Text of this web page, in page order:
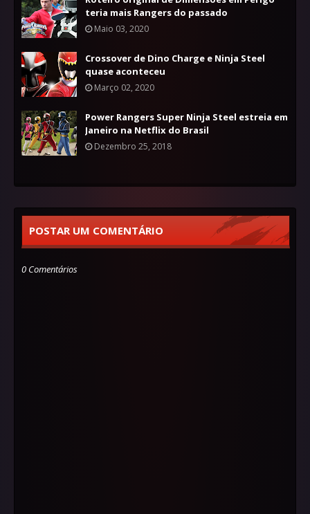
teria mais Rangers do passado
Maio 03, 2020
Crossover de Dino Charge e Ninja Steel
quase aconteceu
Março 02, 2020
Power Rangers Super Ninja Steel estreia em
Janeiro na Netflix do Brasil
Dezembro 25, 2018
POSTAR UM COMENTÁRIO
0 Comentários